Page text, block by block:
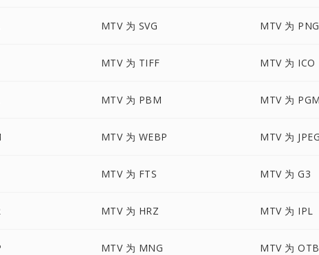
MTV 为 SVG MTV 为 PNG
MTV 为 TIFF MTV 为 ICO
MTV 为 PBM MTV 为 PGM
MTV 为 WEBP MTV 为 JPEG
MTV 为 FTS MTV 为 G3
MTV 为 HRZ MTV 为 IPL
MTV 为 MNG MTV 为 OTB